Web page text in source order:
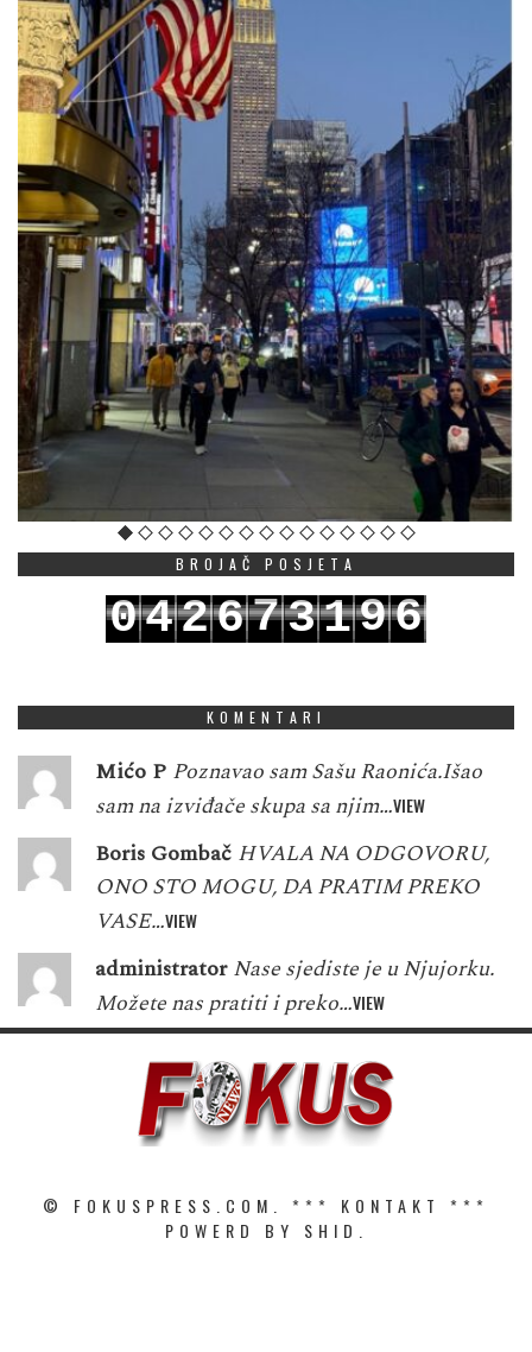
BROJAČ POSJETA
042673196
KOMENTARI
Mićo P Poznavao sam Sašu Raonića.Išao
sam na izviđače skupa sa njim…VIEW
Boris Gombač HVALA NA ODGOVORU,
ONO STO MOGU, DA PRATIM PREKO
VASE…VIEW
administrator Nase sjediste je u Njujorku.
Možete nas pratiti i preko…VIEW
© FOKUSPRESS.COM. *** KONTAKT
***
POWERD BY SHID.